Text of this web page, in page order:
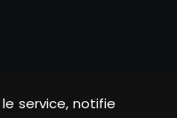
service, notifie